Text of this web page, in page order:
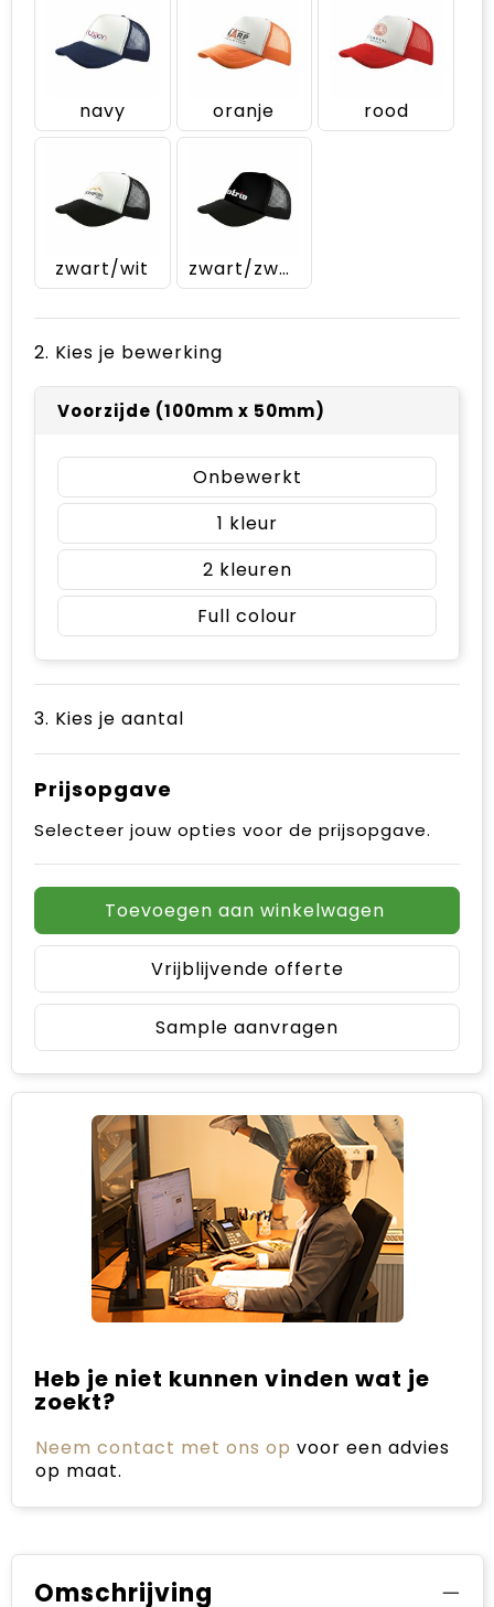
navy oranje rood
zwart/wit zwart/zwart
2. Kies je bewerking
Voorzijde (100mm x 50mm)
Onbewerkt
1
2
Full colour
3. Kies je aantal
Prijsopgave
Selecteer jouw opties voor de prijsopgave.
Toevoegen aan winkelwagen
Vrijblijvende offerte
Sample aanvragen
Heb je niet kunnen vinden wat je
zoekt?
Neem contact met ons op voor een advies
op maat.
Omschrijving